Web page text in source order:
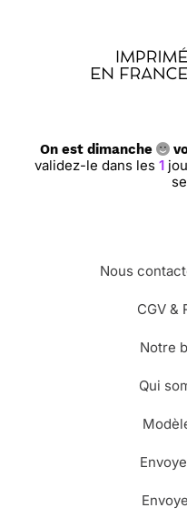
On est dimanche
validez-le dans les 1
Nous
CGV &
Notre
Qui